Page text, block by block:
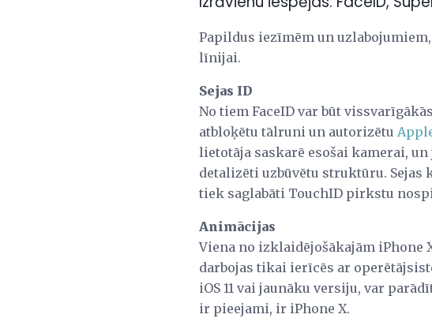
Papildus iezīmēm un
līnijai.
Sejas ID
No tiem FaceID var būt
atbloķētu tālruni un autorizētu
lietotāja saskarē esošai kamerai,
detalizēti uzbūvētu struktūru. Sejas
tiek saglabāti TouchID pirkstu
Animācijas
Viena no izklaidējošākajām iPhone
darbojas tikai ierīcēs ar
iOS 11 vai jaunāku versiju, var
ir pieejami, ir iPhone X.